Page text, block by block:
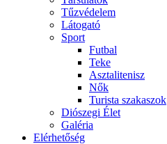
Tűzvédelem
Látogató
Sport
Futbal
Teke
Asztalitenisz
Nők
Turista szakaszok
Diószegi Élet
Galéria
Elérhetőség